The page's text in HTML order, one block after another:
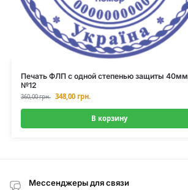
Печать ФЛП с одной степенью защиты 40мм
№12
360,00грн. 348,00 грн.
В корзину
Мессенджеры для связи